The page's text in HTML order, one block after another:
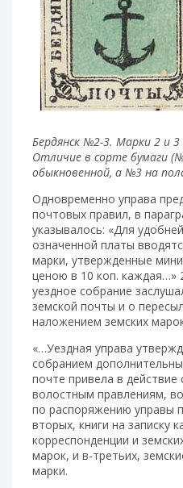
Бердянск №2-3. Марки 2 и
Отличие в сорте бумаги
обыкновенной, а №3 на
Одновременно управа
почтовых правил, в
указывалось: «Для
означенной платы
марки, утвержденные
ценою в 10 коп. каждая…»
уездное собрание
земской почты и о
наложением земских
«…Уездная управа
собранием
почте привела в действие
волостным правлениям,
по распоряжению управы
вторых, книги на записку
корреспонденции и
марок, и в-третьих,
марки.